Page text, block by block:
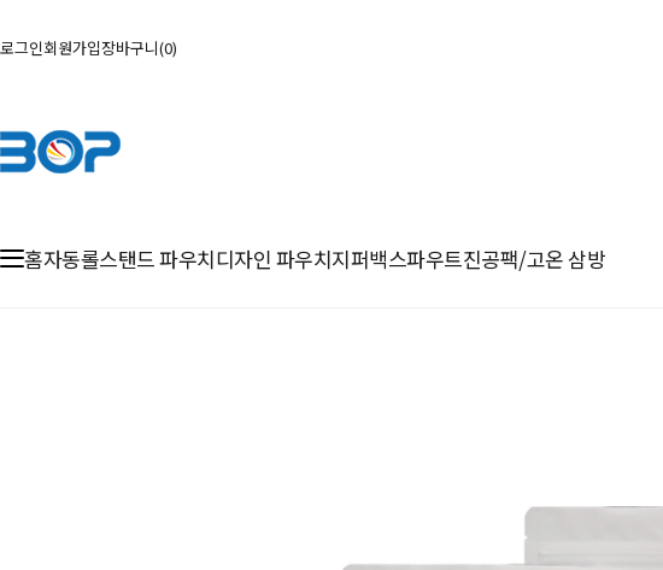
로그인회원가입장바구니 0
홈자동롤스탠드 파우치디자인 파우치지퍼백스파우트진공팩/고온 삼방